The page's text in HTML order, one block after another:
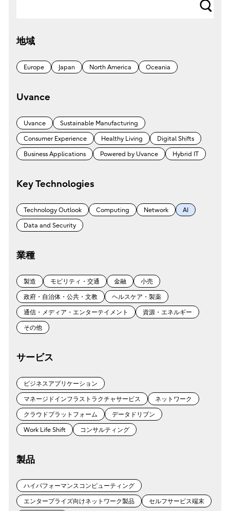
地域
Europe Japan North America Oceania
Uvance
Uvance Sustainable Manufacturing
Consumer Experience Healthy Living Digital Shifts
Business Applications Powered by Uvance Hybrid IT
Key Technologies
Technology Outlook Computing Network AI
Data and Security
業種
製造 モビリティ・交通 金融 小売
政府・自治体・公共・文教 ヘルスケア・製薬
通信・メディア・エンターテイメント 資源・エネルギー
その他
サービス
ビジネスアプリケーション
マネージドインフラストラクチャサービス ネットワーク
クラウドプラットフォーム データドリブン
Work Life Shift コンサルティング
製品
ハイパフォーマンスコンピューティング
エンタープライズ向けネットワーク製品 セルフサービス端末